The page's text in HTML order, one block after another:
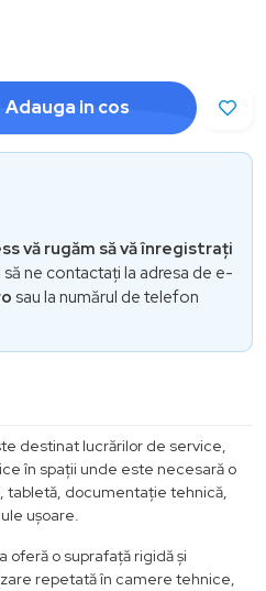
Adauga in cos
vă rugăm să vă înregistrați
ne contactați la adresa de e-
sau la numărul de telefon
destinat lucrărilor de service,
în spații unde este necesară o
tabletă, documentație tehnică,
ușoare.
oferă o suprafață rigidă și
repetată în camere tehnice,